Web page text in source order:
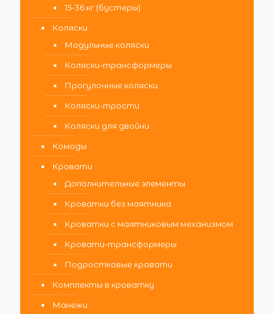
15-36 кг (бустеры)
Коляски
Модульные коляски
Коляски-трансформеры
Прогулочные коляски
Коляски-трости
Коляски для двойни
Комоды
Кровати
Дополнительные элементы
Кроватки без маятника
Кроватки с маятниковым механизмом
Кровати-трансформеры
Подростковые кровати
Комплекты в кроватку
Манежи